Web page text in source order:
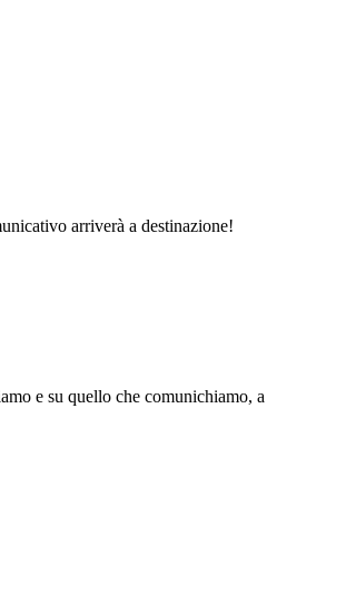
arriverà a destinazione!
e su quello che comunichiamo, a